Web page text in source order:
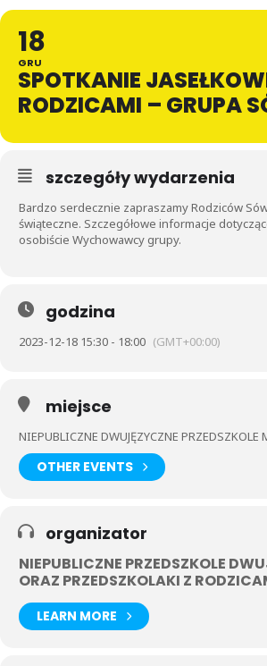
18
GRU
SPOTKANIE
RODZICAMI – GRUPA
szczegóły wydarzenia
Bardzo serdecznie zapraszamy Rodziców
świąteczne. Szczegółowe informacje
osobiście Wychowawcy grupy.
godzina
2023-12-18 15:30 - 18:00 (GMT+00:00)
miejsce
NIEPUBLICZNE DWUJĘZYCZNE PRZEDSZKOLE
OTHER EVENTS
organizator
NIEPUBLICZNE PRZEDSZKOLE
ORAZ PRZEDSZKOLAKI Z
LEARN MORE